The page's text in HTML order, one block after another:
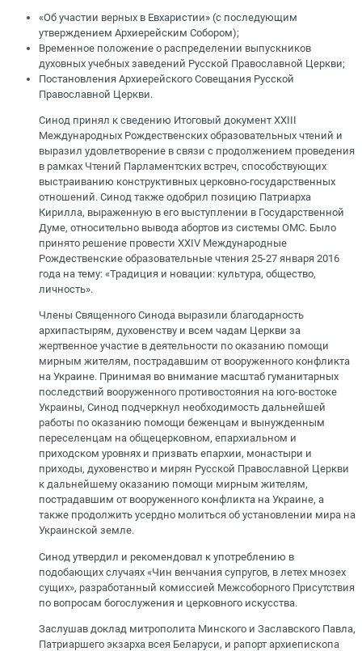
«Об участии верных в Евхаристии» (с последующим
утверждением Архиерейским Собором);
Временное положение о распределении выпускников
духовных учебных заведений Русской Православной Церкви;
Постановления Архиерейского Совещания Русской
Православной Церкви.
Синод принял к сведению Итоговый документ XXIII
Международных Рождественских образовательных чтений и
выразил удовлетворение в связи с продолжением проведения
в рамках Чтений Парламентских встреч, способствующих
выстраиванию конструктивных церковно-государственных
отношений. Синод также одобрил позицию Патриарха
Кирилла, выраженную в его выступлении в Государственной
Думе, относительно вывода абортов из системы ОМС. Было
принято решение провести XXIV Международные
Рождественские образовательные чтения 25-27 января 2016
года на тему: «Традиция и новации: культура, общество,
личность».
Члены Священного Синода выразили благодарность
архипастырям, духовенству и всем чадам Церкви за
жертвенное участие в деятельности по оказанию помощи
мирным жителям, пострадавшим от вооруженного конфликта
на Украине. Принимая во внимание масштаб гуманитарных
последствий вооруженного противостояния на юго-востоке
Украины, Синод подчеркнул необходимость дальнейшей
работы по оказанию помощи беженцам и вынужденным
переселенцам на общецерковном, епархиальном и
приходском уровнях и призвать епархии, монастыри и
приходы, духовенство и мирян Русской Православной Церкви
к дальнейшему оказанию помощи мирным жителям,
пострадавшим от вооруженного конфликта на Украине, а
также продолжить усердно молиться об установлении мира на
Украинской земле.
Синод утвердил и рекомендовал к употреблению в
подобающих случаях «Чин венчания супругов, в летех мнозех
сущих», разработанный комиссией Межсоборного Присутствия
по вопросам богослужения и церковного искусства.
Заслушав доклад митрополита Минского и Заславского Павла,
Патриаршего экзарха всея Беларуси, и рапорт архиепископа